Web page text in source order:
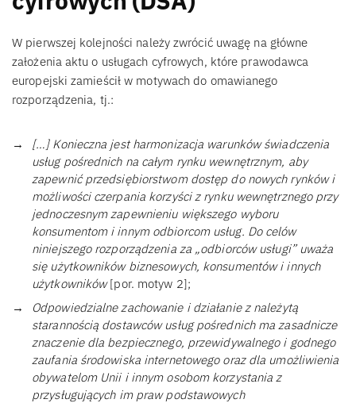
W pierwszej kolejności należy zwrócić uwagę na główne
założenia aktu o usługach cyfrowych, które prawodawca
europejski zamieścił w motywach do omawianego
rozporządzenia, tj.:
[…] Konieczna jest harmonizacja warunków świadczenia
usług pośrednich na całym rynku wewnętrznym, aby
zapewnić przedsiębiorstwom dostęp do nowych rynków i
możliwości czerpania korzyści z rynku wewnętrznego przy
jednoczesnym zapewnieniu większego wyboru
konsumentom i innym odbiorcom usług. Do celów
niniejszego rozporządzenia za „odbiorców usługi” uważa
się użytkowników biznesowych, konsumentów i innych
użytkowników[por. motyw 2];
Odpowiedzialne zachowanie i działanie z należytą
starannością dostawców usług pośrednich ma zasadnicze
znaczenie dla bezpiecznego, przewidywalnego i godnego
zaufania środowiska internetowego oraz dla umożliwienia
obywatelom Unii i innym osobom korzystania z
przysługujących im praw podstawowych